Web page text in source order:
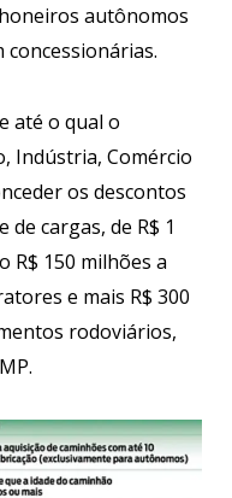
autônomos
concessionárias.
até o qual o
Indústria, Comércio
os descontos
cargas, de R$ 1
R$ 150 milhões a
e mais R$ 300
rodoviários,